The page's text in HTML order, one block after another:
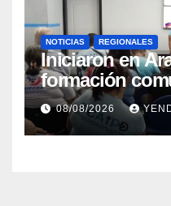
NOTICIAS REGIONALES
Iniciaron en
formación
atención a
discapacidad
08/08/2026